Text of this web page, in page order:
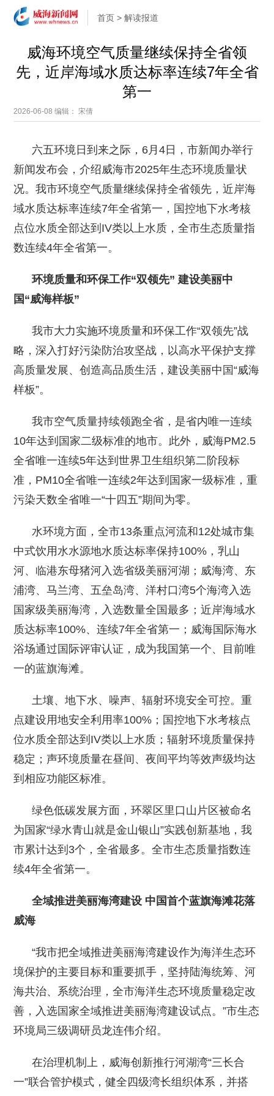
首页 >解读报道
威海环境空气质量继续保持全省领
先，近岸海域水质达标率连续7年全省
第一
2026-06-08编辑： 宋倩
六五环境日到来之际，6月4日，市新闻办举行
新闻发布会，介绍威海市2025年生态环境质量状
况。我市环境空气质量继续保持全省领先，近岸海
域水质达标率连续7年全省第一，国控地下水考核
点位水质全部达到IV类以上水质，全市生态质量指
数连续4年全省第一。
环境质量和环保工作“双领先” 建设美丽中
国“威海样板”
我市大力实施环境质量和环保工作“双领先”战
略，深入打好污染防治攻坚战，以高水平保护支撑
高质量发展、创造高品质生活，建设美丽中国“威海
样板”。
我市空气质量持续领跑全省，是省内唯一连续
10年达到国家二级标准的地市。此外，威海PM2.5
全省唯一连续5年达到世界卫生组织第二阶段标
准，PM10全省唯一连续2年达到国家一级标准，重
污染天数全省唯一“十四五”期间为零。
水环境方面，全市13条重点河流和12处城市集
中式饮用水水源地水质达标率保持100%，乳山
河、临港东母猪河入选省级美丽河湖；威海湾、东
浦湾、马兰湾、五垒岛湾、洋村口湾5个海湾入选
国家级美丽海湾，入选数量全国最多；近岸海域水
质达标率100%、连续7年全省第一；威海国际海水
浴场通过国际评审认证，成为我国第一个、目前唯
一的蓝旗海滩。
土壤、地下水、噪声、辐射环境安全可控。重
点建设用地安全利用率100%；国控地下水考核点
位水质全部达到IV类以上水质；辐射环境质量保持
稳定；声环境质量在昼间、夜间平均等效声级均达
到相应功能区标准。
绿色低碳发展方面，环翠区里口山片区被命名
为国家“绿水青山就是金山银山”实践创新基地，我
市累计达到3个，全省最多。全市生态质量指数连
续4年全省第一。
全域推进美丽海湾建设 中国首个蓝旗海滩花落
威海
“我市把全域推进美丽海湾建设作为海洋生态环
境保护的主要目标和重要抓手，坚持陆海统筹、河
海共治、系统治理，全市海洋生态环境质量稳定改
善，入选国家全域推进美丽海湾建设试点。”市生态
环境局三级调研员龙连伟介绍。
在治理机制上，威海创新推行河湖湾“三长合
一”联合管护模式，健全四级湾长组织体系，并搭